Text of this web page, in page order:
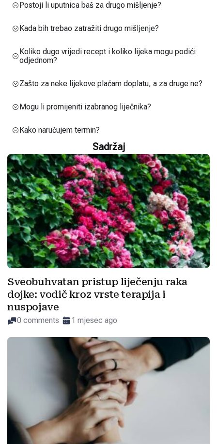
Postoji li uputnica baš za drugo mišljenje?
Kada bih trebao zatražiti drugo mišljenje?
Koliko dugo vrijedi recept i koliko lijeka mogu podići
odjednom?
Zašto za neke lijekove plaćam doplatu, a za druge ne?
Mogu li promijeniti izabranog liječnika?
Kako naručujem termin?
Sadržaj
Sveobuhvatan pristup liječenju raka
dojke: vodič kroz vrste terapija i
nuspojave
0 comments 1 mjesec ago